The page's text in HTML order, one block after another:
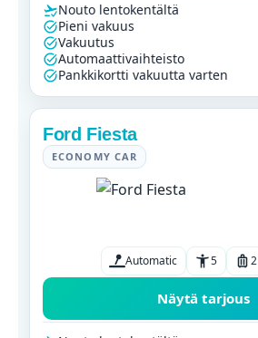
Nouto lentokentältä
Pieni vakuus
Vakuutus
Automaattivaihteisto
Pankkikortti vakuutta varten
Ford Fiesta
ECONOMY CAR
Automatic 5 2
Näytä tarjous